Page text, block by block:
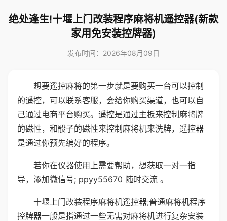
绝处逢生!十堰上门改装程序麻将机遥控器(新款
家用免安装控牌器)
发布时间：2026年08月09日
想要遥控麻将的第一步就是要购买一台可以控制
的遥控，可以联系客服，会给你购买渠道，也可以自
己通过电商平台购买。遥控是通过主板来控制麻将牌
的磁性，和骰子的磁性来控制麻将机来洗牌，遥控器
是通过你预先编好的程序。
若你在仪器使用上需要帮助，想获取一对一指
导，添加微信号; ppyy55670 随时交流 。
十堰上门改装程序麻将机遥控器;普通麻将机程序
控牌器一般是指通过一些无需对麻将机进行复杂安装